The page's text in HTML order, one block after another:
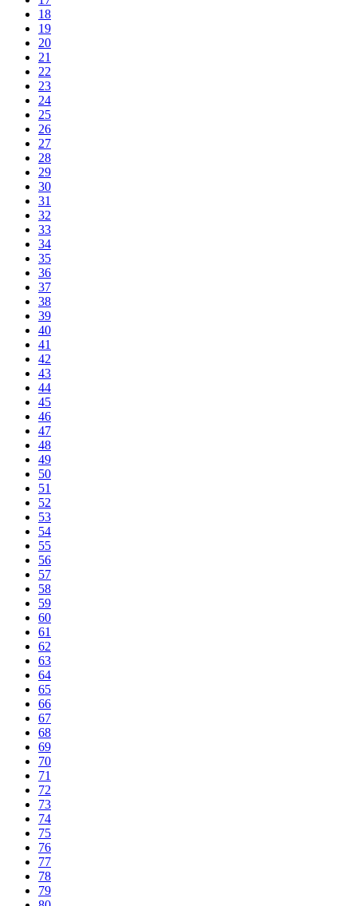
18
19
20
21
22
23
24
25
26
27
28
29
30
31
32
33
34
35
36
37
38
39
40
41
42
43
44
45
46
47
48
49
50
51
52
53
54
55
56
57
58
59
60
61
62
63
64
65
66
67
68
69
70
71
72
73
74
75
76
77
78
79